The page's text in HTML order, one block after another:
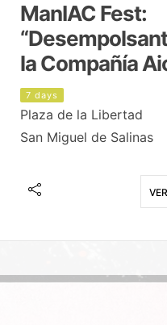
ManIAC Fest:
la Compañía
7 days
Plaza de la Libertad
San Miguel de Salinas